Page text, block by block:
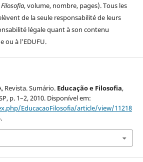
, volume, nombre, pages). Tous les
de la seule responsabilité de leurs
légale quant à son contenu
ou à l’EDUFU.
Revista. Sumário. Educação e Filosofia,
p. 1–2, 2010. Disponível em:
EducacaoFilosofia/article/view/11218